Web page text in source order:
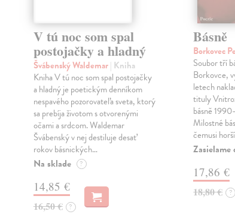
V tú noc som spal
postojačky a hladný
Švábenský Waldemar| Kniha
Kniha V tú noc som spal postojačky
a hladný je poetickým denníkom
nespavého pozorovateľa sveta, ktorý
sa prebíja životom s otvorenými
očami a srdcom. Waldemar
Švábenský v nej destiluje desať
rokov básnických…
Na sklade ?
14,85 €
16,50 € ?
Básně
Borkovec
Soubor tří
Borkovce,
letech
tituly
básně
Milostné
čemusi
Zasielame
17,86 €
18,80 € ?